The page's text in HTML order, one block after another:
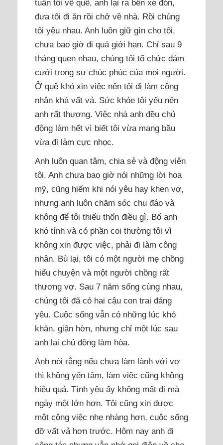
tuần tôi về quê, anh lại ra bến xe đón,
đưa tôi đi ăn rồi chở về nhà. Rồi chúng
tôi yêu nhau. Anh luôn giữ gìn cho tôi,
chưa bao giờ đi quá giới hạn. Chỉ sau 9
tháng quen nhau, chúng tôi tổ chức đám
cưới trong sự chúc phúc của mọi người.
Ở quê khó xin việc nên tôi đi làm công
nhân khá vất vả. Sức khỏe tôi yếu nên
anh rất thương. Việc nhà anh đều chủ
động làm hết vì biết tôi vừa mang bầu
vừa đi làm cực nhọc.
Anh luôn quan tâm, chia sẻ và động viên
tôi. Anh chưa bao giờ nói những lời hoa
mỹ, cũng hiếm khi nói yêu hay khen vợ,
nhưng anh luôn chăm sóc chu đáo và
không để tôi thiếu thốn điều gì. Bố anh
khó tính và có phần coi thường tôi vì
không xin được việc, phải đi làm công
nhân. Bù lại, tôi có một người mẹ chồng
hiểu chuyện và một người chồng rất
thương vợ. Sau 7 năm sống cùng nhau,
chúng tôi đã có hai cậu con trai đáng
yêu. Cuộc sống vẫn có những lúc khó
khăn, giận hờn, nhưng chỉ một lúc sau
anh lại chủ động làm hòa.
Anh nói rằng nếu chưa làm lành với vợ
thì không yên tâm, làm việc cũng không
hiệu quả. Tình yêu ấy không mất đi mà
ngày một lớn hơn. Tôi cũng xin được
một công việc nhẹ nhàng hơn, cuộc sống
đỡ vất vả hơn trước. Hôm nay anh đi